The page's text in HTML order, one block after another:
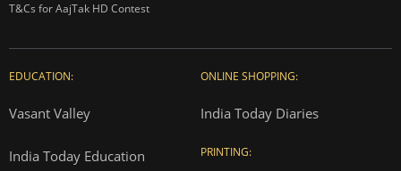
T&Cs for AajTak HD Contest
EDUCATION:
Vasant Valley
India Today Education
ONLINE SHOPPING:
India Today Diaries
PRINTING: